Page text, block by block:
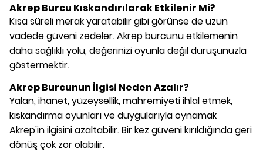
Akrep Burcu Kıskandırılarak Etkilenir Mi?
Kısa süreli merak yaratabilir gibi görünse de uzun
vadede güveni zedeler. Akrep burcunu etkilemenin
daha sağlıklı yolu, değerinizi oyunla değil duruşunuzla
göstermektir.
Akrep Burcunun İlgisi Neden Azalır?
Yalan, ihanet, yüzeysellik, mahremiyeti ihlal etmek,
kıskandırma oyunları ve duygularıyla oynamak
Akrep'in ilgisini azaltabilir. Bir kez güveni kırıldığında geri
dönüş çok zor olabilir.